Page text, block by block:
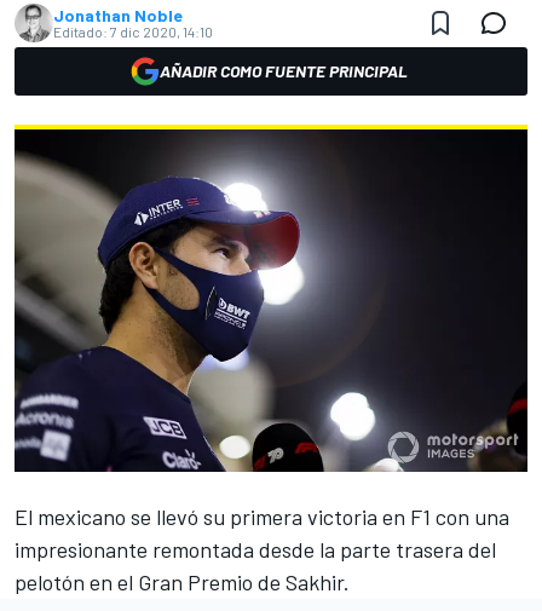
Jonathan Noble
Editado: 7 dic 2020, 14:10
AÑADIR COMO FUENTE PRINCIPAL
El mexicano se llevó su primera victoria en F1 con una
impresionante remontada desde la parte trasera del
pelotón en el Gran Premio de Sakhir.